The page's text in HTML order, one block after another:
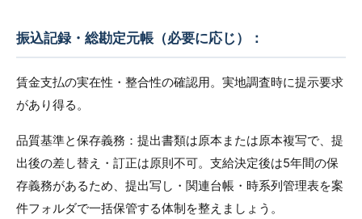
振込記録・総勘定元帳（必要に応じ）：
賃金支払の実在性・整合性の確認用。実地調査時に提示要求
があり得る。
品質基準と保存義務：提出書類は原本または原本複写で、提
出後の差し替え・訂正は原則不可。支給決定後は5年間の保
存義務があるため、提出写し・関連台帳・時系列管理表を案
件フォルダで一括保管する体制を整えましょう。